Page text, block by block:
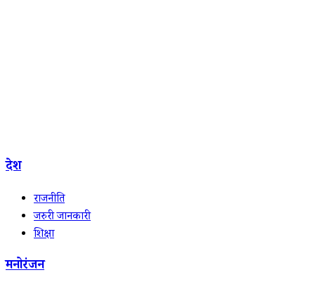
देश
राजनीति
जरुरी जानकारी
शिक्षा
मनोरंजन